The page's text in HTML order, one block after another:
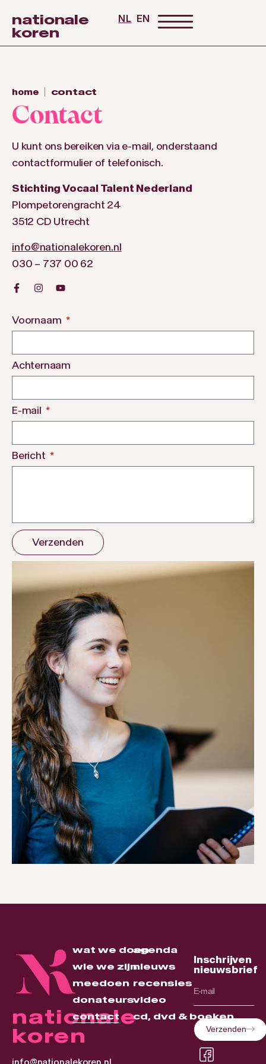
nationale
koren
NL EN
home contact
Contact
U kunt ons bereiken via e-mail, onderstaand
contactformulier of telefonisch.
Stichting Vocaal Talent Nederland
Plompetorengracht 24
3512 CD Utrecht
info@nationalekoren.nl
030 – 737 00 62
Voornaam
Achternaam
E-mail
Bericht
Verzenden
nationale
koren
wat we doen
wie we zijn
meedoen
donateurs
contact
agenda
nieuws
recensies
video
cd, dvd & boeken
Inschrijven
nieuwsbrief
Verzenden